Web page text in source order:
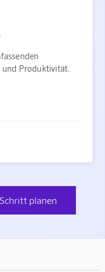
und Produktivität.
planen